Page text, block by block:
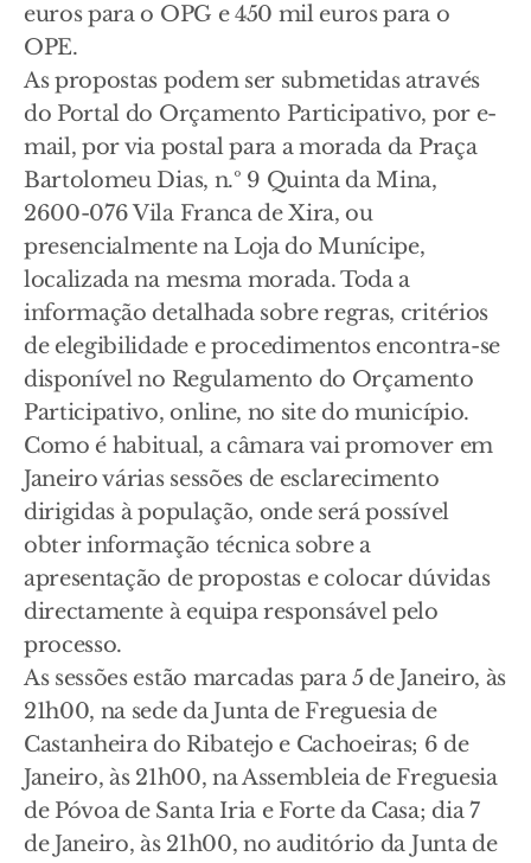
euros para o OPG e 450 mil euros para o
OPE.
As propostas podem ser submetidas através
do Portal do Orçamento Participativo, por e-
mail, por via postal para a morada da Praça
Bartolomeu Dias, n.º 9 Quinta da Mina,
2600-076 Vila Franca de Xira, ou
presencialmente na Loja do Munícipe,
localizada na mesma morada. Toda a
informação detalhada sobre regras, critérios
de elegibilidade e procedimentos encontra-se
disponível no Regulamento do Orçamento
Participativo, online, no site do município.
Como é habitual, a câmara vai promover em
Janeiro várias sessões de esclarecimento
dirigidas à população, onde será possível
obter informação técnica sobre a
apresentação de propostas e colocar dúvidas
directamente à equipa responsável pelo
processo.
As sessões estão marcadas para 5 de Janeiro, às
21h00, na sede da Junta de Freguesia de
Castanheira do Ribatejo e Cachoeiras; 6 de
Janeiro, às 21h00, na Assembleia de Freguesia
de Póvoa de Santa Iria e Forte da Casa; dia 7
de Janeiro, às 21h00, no auditório da Junta de